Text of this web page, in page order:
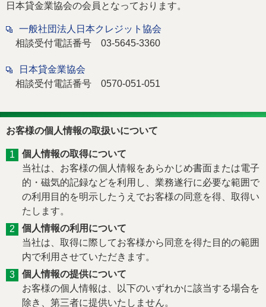
日本貸金業協会の会員となっております。
一般社団法人日本クレジット協会
相談受付電話番号 03-5645-3360
日本貸金業協会
相談受付電話番号 0570-051-051
お客様の個人情報の取扱いについて
個人情報の取得について
当社は、お客様の個人情報をあらかじめ書面または電子
的・磁気的記録などを利用し、業務遂行に必要な範囲で
の利用目的を明示したうえでお客様の同意を得、取得い
たします。
個人情報の利用について
当社は、取得に際してお客様から同意を得た目的の範囲
内で利用させていただきます。
個人情報の提供について
お客様の個人情報は、以下のいずれかに該当する場合を
除き、第三者に提供いたしません。